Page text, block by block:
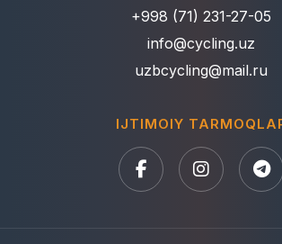
+998 (71) 231-27-05
info@cycling.uz
uzbcycling@mail.ru
IJTIMOIY